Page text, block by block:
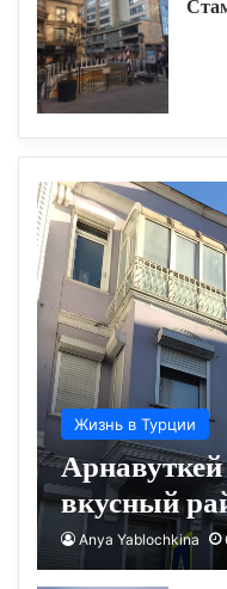
Жизнь в Турции
вкусный
Anya Yablochkina